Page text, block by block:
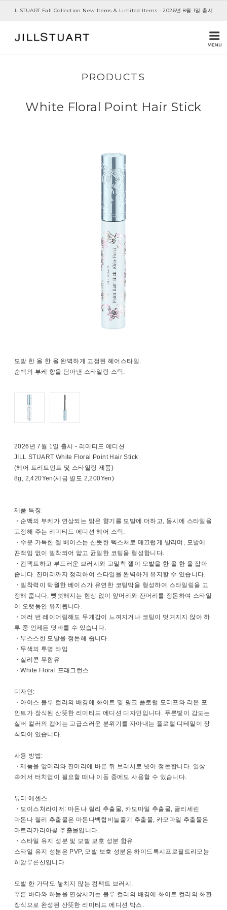
JILL STUART Fall Collection New Items & Limited Items - 2026년 8월 1일 출시
PRODUCTS
White Floral Point Hair Stick
모발 한 올 한 올 완벽하게 고정된 헤어스타일.
순백의 부케 향을 담아낸 스타일링 스틱.
2026년 7월 1일 출시 - 리미티드 에디션
JILL STUART White Floral Point Hair Stick
(헤어 트리트먼트 및 스타일링 제품)
8g, 2,420Yen(세금 별도 2,200Yen)
제품 특징:
・순백의 부케가 연상되는 맑은 향기를 모발에 더하고, 동시에 스타일을
고정해 주는 리미티드 에디션 헤어 스틱.
・수분 가득한 젤 베이스는 산뜻한 텍스처로 매끄럽게 발리며, 모발에
끈적임 없이 밀착되어 얇고 균일한 코팅을 형성합니다.
・컴팩트하고 부드러운 브러시와 고밀착 젤이 모발을 한 올 한 올 잡아
줍니다. 잔머리까지 정리하여 스타일을 완벽하게 유지할 수 있습니다.
・밀착력이 탁월한 베이스가 유연한 코팅막을 형성하여 스타일링을 고
정해 줍니다. 뻣뻣해지는 현상 없이 앞머리와 잔머리를 정돈하여 스타일
이 오랫동안 유지됩니다.
・여러 번 레이어링해도 무게감이 느껴지거나 코팅이 벗겨지지 않아 하
루 중 언제든 덧바를 수 있습니다.
・부스스한 모발을 정돈해 줍니다.
・무색의 투명 타입
・실리콘 무함유
・White Floral 프래그런스
디자인:
・아이스 블루 컬러의 배경에 화이트 및 핑크 플로럴 모티프와 리본 포
인트가 장식된 산뜻한 리미티드 에디션 디자인입니다. 푸른빛이 감도는
실버 컬러의 캡에는 고급스러운 분위기를 자아내는 플로럴 디테일이 장
식되어 있습니다.
사용 방법:
・제품을 앞머리와 잔머리에 바른 뒤 브러시로 빗어 정돈합니다. 일상
속에서 터치업이 필요할 때나 이동 중에도 사용할 수 있습니다.
뷰티 에센스:
・모이스처라이저: 마돈나 릴리 추출물, 카모마일 추출물, 글리세린
마돈나 릴리 추출물은 마돈나백합비늘줄기 추출물, 카모마일 추출물은
마트리카리아꽃 추출물입니다.
・스타일 유지 성분 및 모발 보호 성분 함유
스타일 유지 성분은 PVP, 모발 보호 성분은 하이드록시프로필트리모늄
히알루론산입니다.
모발 한 가닥도 놓치지 않는 컴팩트 브러시.
푸른 바다와 하늘을 연상시키는 블루 컬러의 배경에 화이트 컬러의 화환
장식으로 완성된 산뜻한 리미티드 에디션 박스.